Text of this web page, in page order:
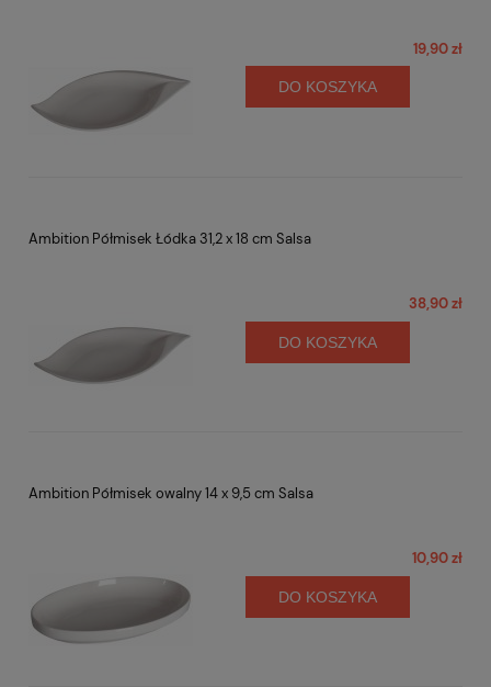
19,90 zł
DO KOSZYKA
Ambition Półmisek Łódka 31,2 x 18 cm Salsa
38,90 zł
DO KOSZYKA
Ambition Półmisek owalny 14 x 9,5 cm Salsa
10,90 zł
DO KOSZYKA